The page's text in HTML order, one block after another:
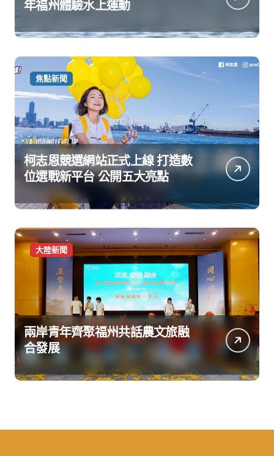
年福州體驗水上運動
焦點新聞
柯志恩競選網站正式上線 打造數
位選戰新平台 公開五大亮點
大陸新聞
兩岸青年齊聚福州共話農文旅融
合發展